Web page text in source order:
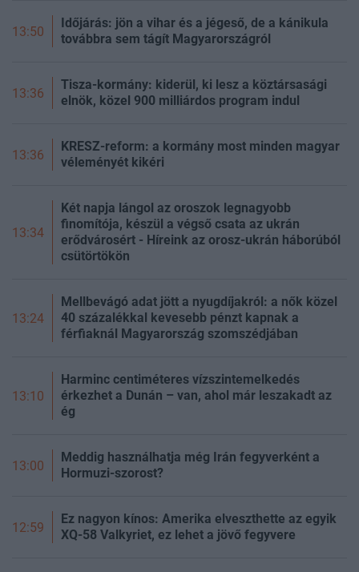
13:50
Időjárás: jön a vihar és a jégeső, de a kánikula
továbbra sem tágít Magyarországról
13:36
Tisza-kormány: kiderül, ki lesz a köztársasági
elnök, közel 900 milliárdos program indul
13:36
KRESZ-reform: a kormány most minden magyar
véleményét kikéri
13:34
Két napja lángol az oroszok legnagyobb
finomítója, készül a végső csata az ukrán
erődvárosért - Híreink az orosz-ukrán háborúból
csütörtökön
13:24
Mellbevágó adat jött a nyugdíjakról: a nők közel
40 százalékkal kevesebb pénzt kapnak a
férfiaknál Magyarország szomszédjában
13:10
Harminc centiméteres vízszintemelkedés
érkezhet a Dunán – van, ahol már leszakadt az
ég
13:00
Meddig használhatja még Irán fegyverként a
Hormuzi-szorost?
12:59
Ez nagyon kínos: Amerika elveszthette az egyik
XQ-58 Valkyriet, ez lehet a jövő fegyvere